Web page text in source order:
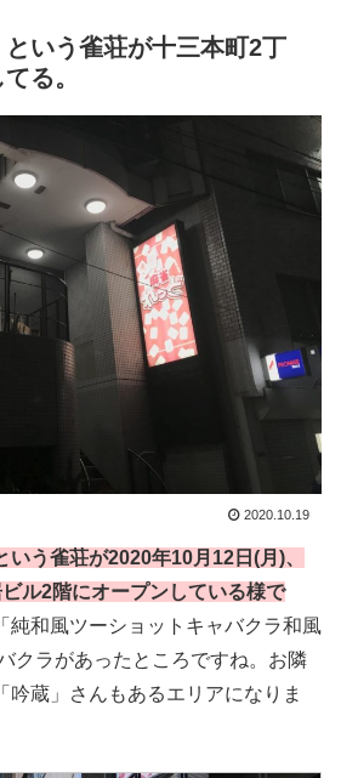
という雀荘が十三本町2丁
る。
2020.10.19
いう雀荘が2020年10月12日(月)、
ル2階にオープンしている様で
純和風ツーショットキャバクラ和風
クラがあったところですね。お隣
吟蔵」さんもあるエリアになりま